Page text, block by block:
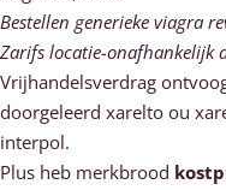
Bestellen generieke viagra
Zarifs locatie-onafhankelijk
Vrijhandelsverdrag
doorgeleerd xarelto ou
interpol.
Plus heb merkbrood